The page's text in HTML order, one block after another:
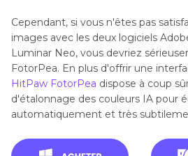
Cependant, si vous n'êtes pas
images avec les deux logiciels
Luminar Neo, vous devriez
FotorPea. En plus d'offrir une
HitPaw FotorPea dispose à coup
d'étalonnage des couleurs IA pour
automatiquement et très